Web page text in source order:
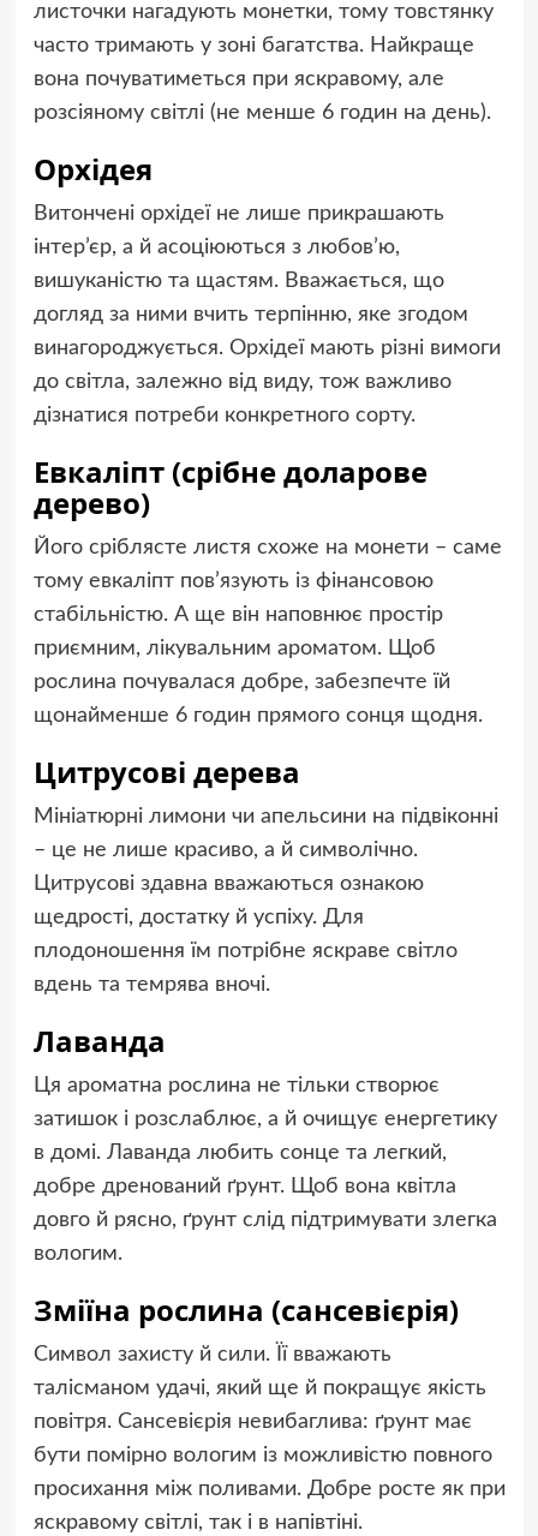
листочки нагадують монетки, тому товстянку
часто тримають у зоні багатства. Найкраще
вона почуватиметься при яскравому, але
розсіяному світлі (не менше 6 годин на день).
Орхідея
Витончені орхідеї не лише прикрашають
інтер’єр, а й асоціюються з любов’ю,
вишуканістю та щастям. Вважається, що
догляд за ними вчить терпінню, яке згодом
винагороджується. Орхідеї мають різні вимоги
до світла, залежно від виду, тож важливо
дізнатися потреби конкретного сорту.
Евкаліпт (срібне доларове
дерево)
Його сріблясте листя схоже на монети – саме
тому евкаліпт пов’язують із фінансовою
стабільністю. А ще він наповнює простір
приємним, лікувальним ароматом. Щоб
рослина почувалася добре, забезпечте їй
щонайменше 6 годин прямого сонця щодня.
Цитрусові дерева
Мініатюрні лимони чи апельсини на підвіконні
– це не лише красиво, а й символічно.
Цитрусові здавна вважаються ознакою
щедрості, достатку й успіху. Для
плодоношення їм потрібне яскраве світло
вдень та темрява вночі.
Лаванда
Ця ароматна рослина не тільки створює
затишок і розслаблює, а й очищує енергетику
в домі. Лаванда любить сонце та легкий,
добре дренований ґрунт. Щоб вона квітла
довго й рясно, ґрунт слід підтримувати злегка
вологим.
Зміїна рослина (сансевієрія)
Символ захисту й сили. Її вважають
талісманом удачі, який ще й покращує якість
повітря. Сансевієрія невибаглива: ґрунт має
бути помірно вологим із можливістю повного
просихання між поливами. Добре росте як при
яскравому світлі, так і в напівтіні.